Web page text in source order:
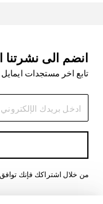
انضم الى نشرتنا
تابع اخر مستجدات ايمايل
من خلال اشتراكك فإنك